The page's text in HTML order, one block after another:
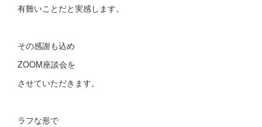
有難いことだと実感します。
その感謝も込め
ZOOM座談会を
させていただきます。
ラフな形で